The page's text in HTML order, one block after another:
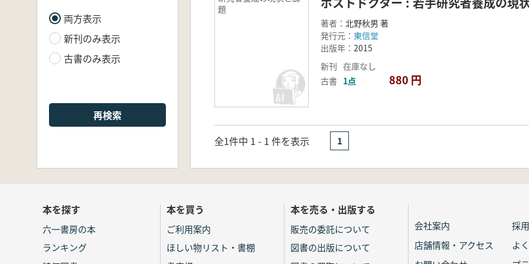
両方表示
新刊のみ表示
古書のみ表示
再検索
題
著者： 北野秋男 著
発行元： 東信堂
出版年： 2015
新刊 在庫なし
古書 1点 880 円
全1件中 1 - 1 件を表示 1
本を探す
六一書房の本
ランキング
本を買う
ご利用案内
ほしい物リスト・書棚
本を売る・出版する
販売の委託について
図書の出版について
会社案内
採
店舗情報・アクセス
よ